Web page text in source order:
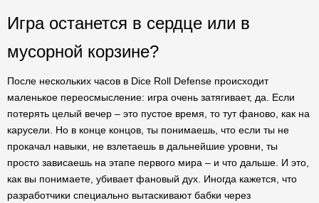
Игра останется в сердце или в
мусорной корзине?
После нескольких часов в Dice Roll Defense происходит
маленькое переосмысление: игра очень затягивает, да. Если
потерять целый вечер – это пустое время, то тут фаново, как на
карусели. Но в конце концов, ты понимаешь, что если ты не
прокачал навыки, не взлетаешь в дальнейшие уровни, ты
просто зависаешь на этапе первого мира – и что дальше. И это,
как вы понимаете, убивает фановый дух. Иногда кажется, что
разработчики специально вытаскивают бабки через